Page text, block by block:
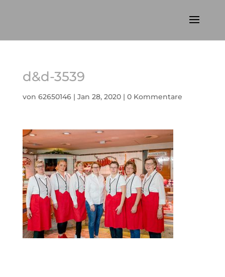
d&d-3539
von 62650146| Jan 28, 2020| 0 Kommentare